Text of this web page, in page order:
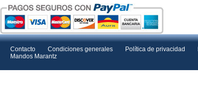
Contacto Condiciones generales Política de privacidad
Mandos Marantz